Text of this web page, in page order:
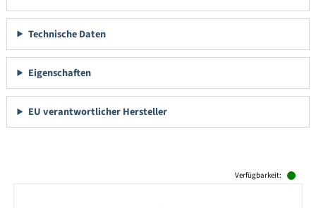
Technische Daten
Eigenschaften
EU verantwortlicher Hersteller
Verfügbarkeit: